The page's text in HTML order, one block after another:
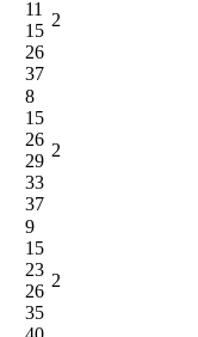
11
15
26
37
2
8
15
26
29
33
37
2
9
15
23
26
35
2